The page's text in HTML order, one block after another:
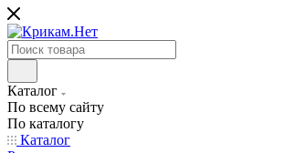
Каталог
По всему сайту
По каталогу
Каталог